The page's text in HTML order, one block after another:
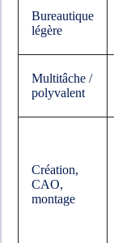
Bureautique
légère
Multitâche /
polyvalent
Création,
CAO,
montage